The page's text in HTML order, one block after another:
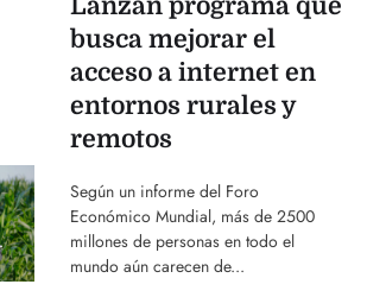
Lanzan programa que
busca mejorar el
acceso a internet en
entornos rurales y
remotos
Según un informe del Foro
Económico Mundial, más de 2500
millones de personas en todo el
mundo aún carecen de...